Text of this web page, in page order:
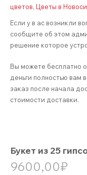
цветов, Цветы в
Если у в ас возникли
сообщите об этом
решение которое
Вы можете бесплатно
деньги полностью вам
заказ после начала
стоимости доставки.
Букет из 25
9600,00₽